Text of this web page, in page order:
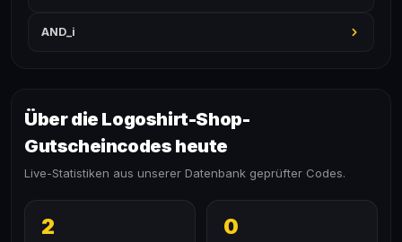
AND_i
Über die Logoshirt-Shop-
Gutscheincodes heute
Live-Statistiken aus unserer Datenbank geprüfter Codes.
2 0